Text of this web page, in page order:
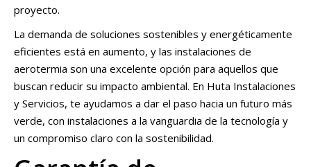
proyecto.
La demanda de soluciones sostenibles y energéticamente
eficientes está en aumento, y las instalaciones de
aerotermia son una excelente opción para aquellos que
buscan reducir su impacto ambiental. En Huta Instalaciones
y Servicios, te ayudamos a dar el paso hacia un futuro más
verde, con instalaciones a la vanguardia de la tecnología y
un compromiso claro con la sostenibilidad.